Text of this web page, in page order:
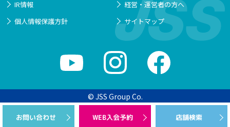
IR情報
経営・運営者の方へ
個人情報保護方針
サイトマップ
© JSS Group Co.
お問い合わせ WEB入会予約 店舗検索